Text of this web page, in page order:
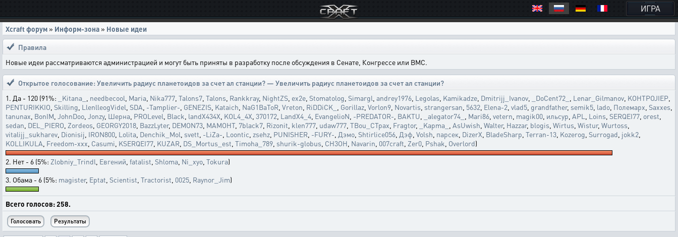
ИГРА
Xcraft форум » Информ-зона » Новые идеи
Правила
Новые идеи рассматриваются администрацией и могут быть приняты в разработку после обсуждения в Сенате, Конгрессе или ВМС.
Открытое голосование:Увеличить радиус планетоидов за счет ал станции? — Увеличить радиус планетоидов за счет ал станции?
1. Да - 120 (91%:
_Kitana_ needbecool Maria Nika777 Talons7 Talons Rankkray, NightZS ex2e Stomatolog Simargl andrey1976 Legolas Kamikadze Dmitrijj_Ivanov _DoCent72_ Lenar_Gilmanov KOHTPOJIEP
PENTURIKKIO Skilling LlenlleogVidel SDA -Tamplier- GENEZIS Kataich NaG1BaToR Vreton RiDDiCK_ Gorillaz Vorlon9 Novartis strangersan 5632 Elena-2 vlad5 grandfather, semik5 lado Полемарх Saxxes
tanunax BonIM JohnDoo Jonzy, Шерна PROLevel Black landX434X KOL4_4X 370172 LandX4_4 EvangelioN -PREDATOR- BAKTU _alegator74_ Mari86 vetern magik00 ильсур APL Loins SERQEI77 orest
sedan DEL_PIERO Zordeos GEORGY2018 BazzLyter, DEMON73 МАМОНТ, 7black7 Rizonit klen777 udaw777 TBou_CTpax Fragtor, _Kapma_ AsUwish Walter, Hazzar, blogis Wirtus Wistur, Wurtoss
vitalijj_sukharev Dionisij IRON800 Lolita Denchik_Mol svett -LiZa- Loontic zsehz PUNISHER -FURY- Дэмо Shtirlice056 Дэф Volsh парсек DizerX BladeSharp Terran-13 Kozerog Surrogad jokk2
KOLLIKULA Freedom-xxx Casumi KSERQEI77 KUZAR DS_Mortus_est Timoha_789 shurik-globus CH3OH Navarin 007craft Zer0 Pshak Overlord)
2. Нет - 6 (5%: Zlobniy_Trindl Евгений fatalist Shloma Ni_xyo Tokura)
3. Обама - 6 (5%: magister, Eptat Scientist Tractorist 0025 Raynor_Jim)
Всего голосов: 258.